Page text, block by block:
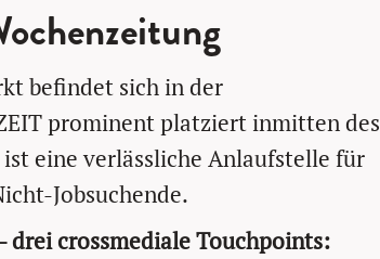
befindet sich in der
prominent platziert inmitten des
ist eine verlässliche Anlaufstelle für
Jobsuchende.
drei crossmediale Touchpoints: